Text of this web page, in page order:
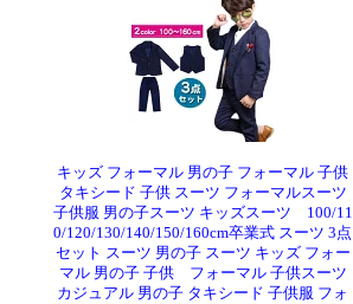
キッズ フォーマル 男の子 フォーマル 子供
タキシード 子供 スーツ フォーマルスーツ
子供服 男の子スーツ キッズスーツ 100/11
0/120/130/140/150/160cm卒業式 スーツ 3点
セット スーツ 男の子 スーツ キッズ フォー
マル 男の子 子供 フォーマル 子供スーツ
カジュアル 男の子 タキシード 子供服 フォ